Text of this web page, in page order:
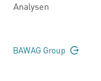
Analysen
BAWAG Group